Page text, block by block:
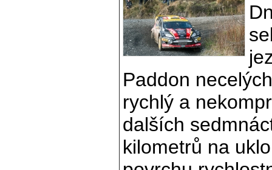
Paddon
rychlý a
dalších
kilometrů na